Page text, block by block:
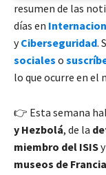
resumen de las
días en
yCiberseguridad.
sociales o
lo que ocurre en el
👉 Esta semana
y Hezbolá, de la
miembro del ISIS
museos de Francia